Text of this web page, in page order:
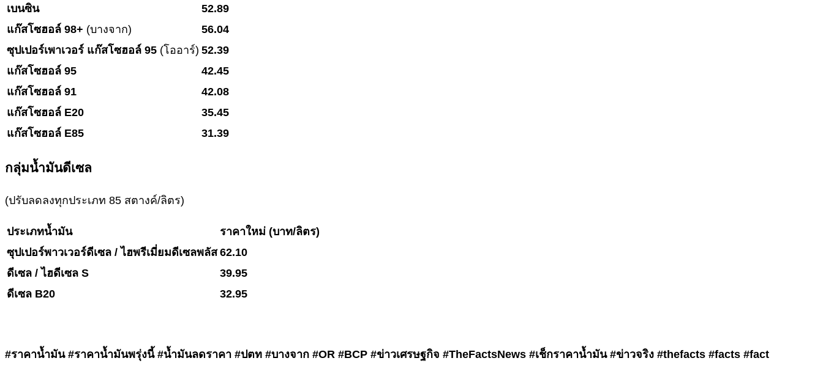
เบนซิน
52.89
แก๊สโซฮอล์ 98+ (บางจาก)
56.04
ซุปเปอร์เพาเวอร์ แก๊สโซฮอล์ 95 (โออาร์) 52.39
แก๊สโซฮอล์ 95
42.45
แก๊สโซฮอล์ 91
42.08
แก๊สโซฮอล์ E20
35.45
แก๊สโซฮอล์ E85
31.39
กลุ่มน้ำมันดีเซล
(ปรับลดลงทุกประเภท 85 สตางค์/ลิตร)
ประเภทน้ำมัน
ราคาใหม่ (บาท/ลิตร)
ซุปเปอร์พาวเวอร์ดีเซล / ไฮพรีเมี่ยมดีเซลพลัส 62.10
ดีเซล / ไฮดีเซล S
39.95
ดีเซล B20
32.95
#ราคาน้ำมัน #ราคาน้ำมันพรุ่งนี้ #น้ำมันลดราคา #ปตท #บางจาก #OR #BCP #ข่าวเศรษฐกิจ #TheFactsNews #เช็กราคาน้ำมัน #ข่าวจริง #thefacts #facts #fact